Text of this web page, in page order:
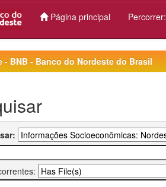
Página principal Percorrer:
- BNB - Banco do Nordeste do Brasil